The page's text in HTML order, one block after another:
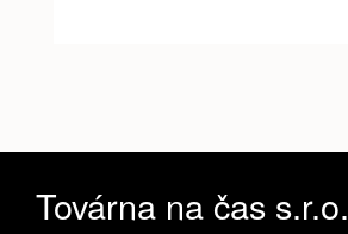
Továrna na čas s.r.o.